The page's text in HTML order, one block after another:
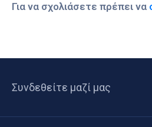
Για να σχολιάσετε πρέπει να
Συνδεθείτε μαζί μας